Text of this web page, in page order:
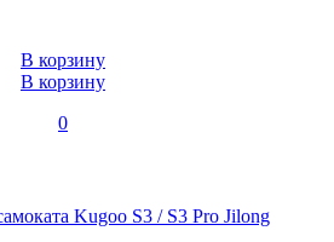
В корзину
В корзину
0